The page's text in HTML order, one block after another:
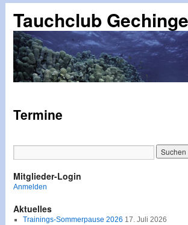
Tauchclub
Termine
Mitglieder-Login
Anmelden
Aktuelles
Trainings-Sommerpause 2026 17. Juli 2026